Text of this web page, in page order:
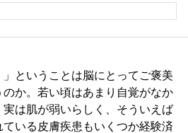
」ということは脳にとってご褒美
のか。若い頃はあまり自覚がなか
実は肌が弱いらしく、そういえば
ている皮膚疾患もいくつか経験済